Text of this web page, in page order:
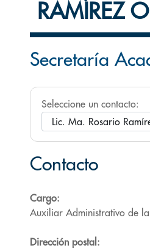
RAMÍREZ
Secretaría
Seleccione un contacto:
Contacto
Cargo:
Auxiliar Administrativo de
Dirección postal: